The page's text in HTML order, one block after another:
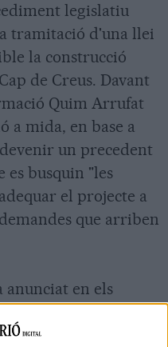
legislatiu
tramitació d'una llei
la construcció
de Creus. Davant
Quim Arrufat
a mida, en base a
un precedent
es busquin "les
el projecte a
que arriben
en els
lo amb tots els